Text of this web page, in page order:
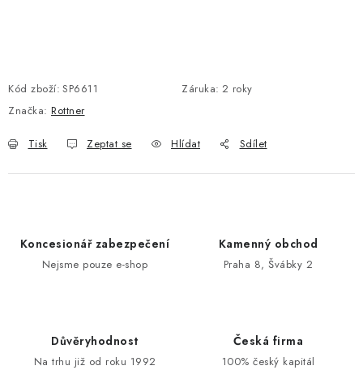
Zámečnické služby
Bezpečnostní třídy - PYRAMIDA BEZPEČNOSTI
Zabezpečení domů
Obchodní podmínky
Kontakty
Naše výhody
Bezpečnostní třídy
Kód zboží: SP6611 Záruka: 2 roky
Značka: Rottner
Tisk Zeptat se Hlídat Sdílet
Koncesionář zabezpečení
Nejsme pouze e-shop
Kamenný obchod
Praha 8, Švábky 2
Důvěryhodnost
Na trhu již od roku 1992
Česká firma
100% český kapitál